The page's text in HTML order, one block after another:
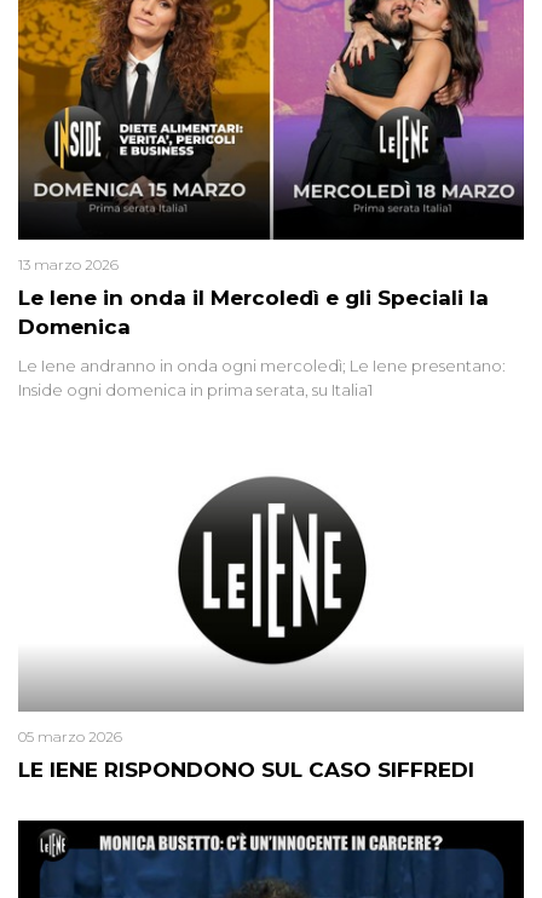
Le Iene in onda il Mercoledì e gli Speciali la
Domenica
13 marzo 2026
Le Iene andranno in onda ogni mercoledì; Le Iene presentano:
Inside ogni domenica in prima serata, su Italia1
LE IENE RISPONDONO SUL CASO SIFFREDI
05 marzo 2026